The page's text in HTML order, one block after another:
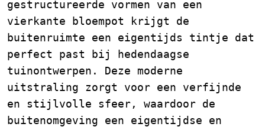
gestructureerde vormen van een
vierkante bloempot krijgt de
buitenruimte een eigentijds tintje dat
perfect past bij hedendaagse
tuinontwerpen. Deze moderne
uitstraling zorgt voor een verfijnde
en stijlvolle sfeer, waardoor de
buitenomgeving een eigentijdse en